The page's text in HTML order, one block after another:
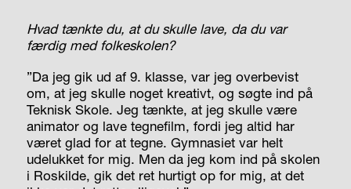
Hvad tænkte du, at du skulle lave, da du var
færdig med folkeskolen?
”Da jeg gik ud af 9. klasse, var jeg overbevist
om, at jeg skulle noget kreativt, og søgte ind på
Teknisk Skole. Jeg tænkte, at jeg skulle være
animator og lave tegnefilm, fordi jeg altid har
været glad for at tegne. Gymnasiet var helt
udelukket for mig. Men da jeg kom ind på skolen
i Roskilde, gik det ret hurtigt op for mig, at det